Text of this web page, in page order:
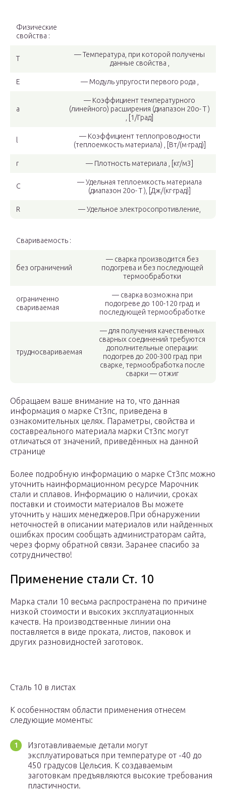
Физические
свойства :
T
— Температура, при которой получены
данные свойства ,
E — Модуль упругости первого рода ,
a
— Коэффициент температурного
(линейного) расширения (диапазон 20o- T )
, [1/Град]
— Коэффициент теплопроводности
(теплоемкость материала) , [Вт/(м·град)]
r — Плотность материала , [кг/м3]
C
— Удельная теплоемкость материала
(диапазон 20o- T ), [Дж/(кг·град)]
R — Удельное электросопротивление,
Свариваемость :
без ограничений
— сварка производится без
подогрева и без последующей
термообработки
ограниченно
свариваемая
— сварка возможна при
подогреве до 100-120 град. и
последующей термообработке
трудносвариваемая
— для получения качественных
сварных соединений требуются
дополнительные операции:
подогрев до 200-300 град. при
сварке, термообработка после
сварки — отжиг
Обращаем ваше внимание на то, что данная
информация о марке Ст3пс, приведена в
ознакомительных целях. Параметры, свойства и
составреального материала марки Ст3пс могут
отличаться от значений, приведённых на данной
странице
Более подробную информацию о марке Ст3пс можно
уточнить наинформационном ресурсе Марочник
стали и сплавов. Информацию о наличии, сроках
поставки и стоимости материалов Вы можете
уточнить у наших менеджеров.При обнаружении
неточностей в описании материалов или найденных
ошибках просим сообщать администраторам сайта,
через форму обратной связи. Заранее спасибо за
сотрудничество!
Применение стали Ст. 10
Марка стали 10 весьма распространена по причине
низкой стоимости и высоких эксплуатационных
качеств. На производственные линии она
поставляется в виде проката, листов, паковок и
других разновидностей заготовок.
Сталь 10 в листах
К особенностям области применения отнесем
следующие моменты:
Изготавливаемые детали могут
эксплуатироваться при температуре от -40 до
450 градусов Цельсия. К создаваемым
заготовкам предъявляются высокие требования
пластичности.